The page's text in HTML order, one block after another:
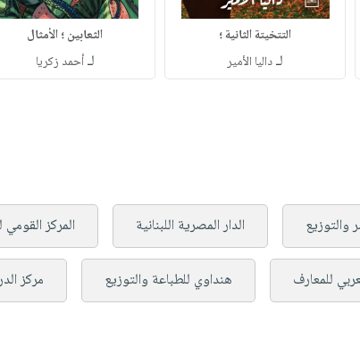
التتخيتة الثانية ؛
لـداليا الأمير
الثعابين ؛ الأمثال
لـأحمد زكريا
والتوزيع الدار المصرية اللبنانية المركز القومي
للمعارف هنداوي للطباعة والتوزيع مركز